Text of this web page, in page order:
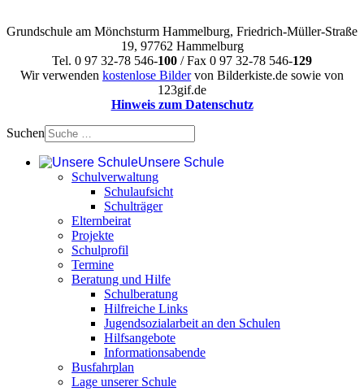
Grundschule am Mönchsturm Hammelburg, Friedrich-Müller-Straße
19, 97762 Hammelburg
Tel. 0 97 32-78 546-100 / Fax 0 97 32-78 546-129
Wir verwenden kostenlose Bildervon Bilderkiste.de sowie von
123gif.de
Hinweis zum Datenschutz
Suchen
Unsere Schule
Schulverwaltung
Schulaufsicht
Schulträger
Elternbeirat
Projekte
Schulprofil
Termine
Beratung und Hilfe
Schulberatung
Hilfreiche Links
Jugendsozialarbeit an den Schulen
Hilfsangebote
Informationsabende
Busfahrplan
Lage unserer Schule